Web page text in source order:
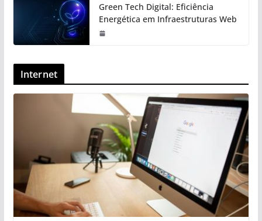
Green Tech Digital: Eficiência
Energética em Infraestruturas Web
Internet